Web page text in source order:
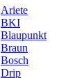
Ariete
BKI
Blaupunkt
Braun
Bosch
Drip